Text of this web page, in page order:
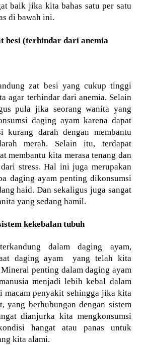
baik jika kita bahas satu per satu
di bawah ini.
besi (terhindar dari anemia
zat besi yang cukup tinggi
agar terhindar dari anemia. Selain
pula jika seorang wanita yang
daging ayam karena dapat
kurang darah dengan membantu
merah. Selain itu, terdapat
membantu kita merasa tenang dan
stress. Hal ini juga merupakan
daging ayam penting dikonsumsi
haid. Dan sekaligus juga sangat
yang sedang hamil.
kekebalan tubuh
dalam daging ayam,
daging ayam
yang telah kita
penting dalam daging ayam
menjadi lebih kebal dalam
macam penyakit sehingga jika kita
yang berhubungan dengan sistem
dianjurka kita mengkonsumsi
hangat atau panas untuk
kita alami.